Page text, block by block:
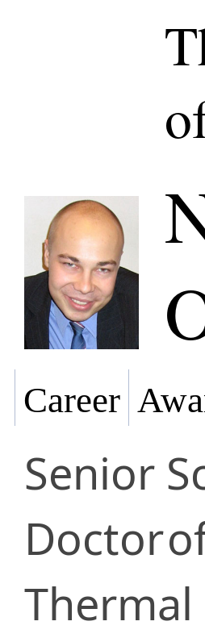
Career
Senior
Doctor